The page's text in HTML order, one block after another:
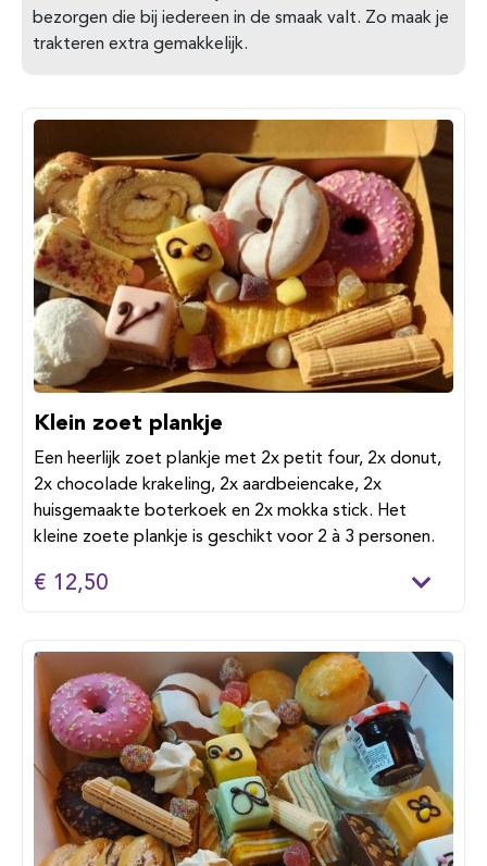
bezorgen die bij iedereen in de smaak valt. Zo maak je
trakteren extra gemakkelijk.
Klein zoet plankje
Een heerlijk zoet plankje met 2x petit four, 2x donut,
2x chocolade krakeling, 2x aardbeiencake, 2x
huisgemaakte boterkoek en 2x mokka stick. Het
kleine zoete plankje is geschikt voor 2 à 3 personen.
€ 12,50